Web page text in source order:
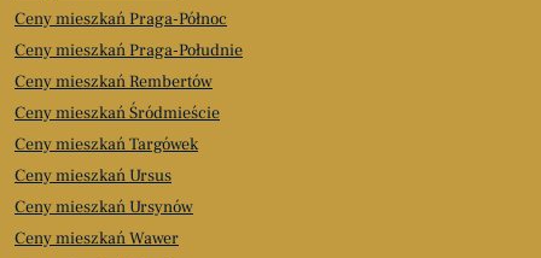
Ceny mieszkań Praga-Północ
Ceny mieszkań Praga-Południe
Ceny mieszkań Rembertów
Ceny mieszkań Śródmieście
Ceny mieszkań Targówek
Ceny mieszkań Ursus
Ceny mieszkań Ursynów
Ceny mieszkań Wawer